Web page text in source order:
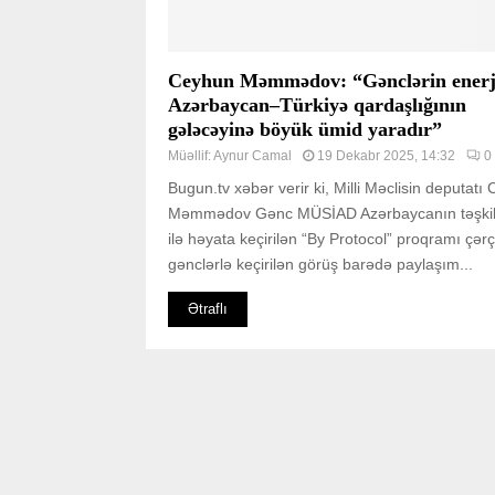
Ceyhun Məmmədov: “Gənclərin
Azərbaycan–Türkiyə qardaşlığının
gələcəyinə böyük ümid yaradır”
Müəllif:Aynur Camal 19 Dekabr 2025, 14:32 0
Bugun.tv xəbər verir ki, Milli Məclisin deputatı
Məmmədov Gənc MÜSİAD Azərbaycanın
ilə həyata keçirilən “By Protocol” proqramı
gənclərlə keçirilən görüş barədə paylaşım...
Ətraflı